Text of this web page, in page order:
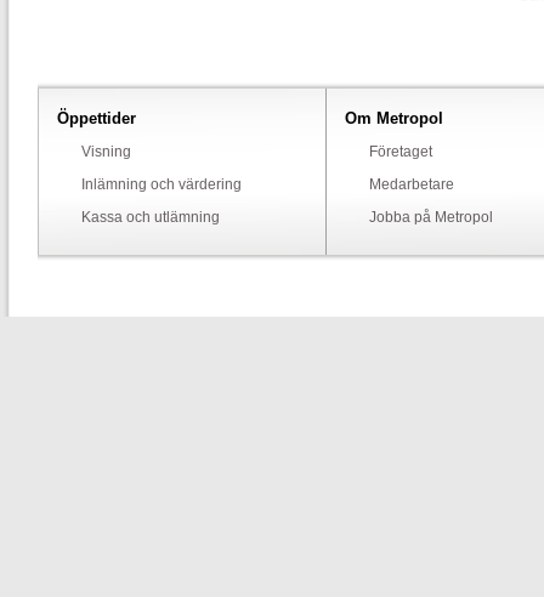
Öppettider
Visning
Inlämning och värdering
Kassa och utlämning
Om Metropol
Företaget
Medarbetare
Jobba på Metropol